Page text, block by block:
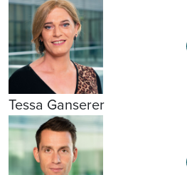
Tessa Ganserer